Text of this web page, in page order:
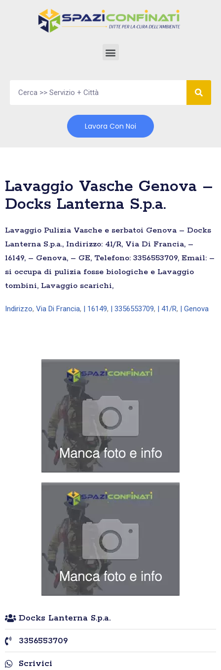
Lavora Con Noi
Lavaggio Vasche Genova –
Docks Lanterna S.p.a.
Lavaggio Pulizia Vasche e serbatoi Genova – Docks
Lanterna S.p.a., Indirizzo: 41/R, Via Di Francia, –
16149, – Genova, – GE, Telefono: 3356553709, Email: –
si occupa di pulizia fosse biologiche e Lavaggio
tombini, Lavaggio scarichi,
Indirizzo, Via Di Francia, | 16149, | 3356553709, | 41/R, | Genova
Docks Lanterna S.p.a.
3356553709
Scrivici